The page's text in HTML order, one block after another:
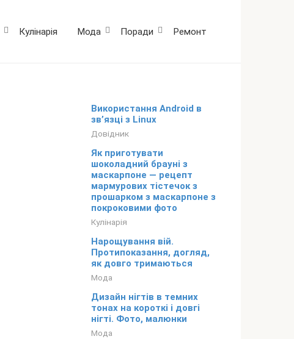
Кулінарія Мода Поради Ремонт
Використання Android в
зв’язці з Linux
Довідник
Як приготувати
шоколадний брауні з
маскарпоне — рецепт
мармурових тістечок з
прошарком з маскарпоне з
покроковими фото
Кулінарія
Нарощування вій.
Протипоказання, догляд,
як довго тримаються
Мода
Дизайн нігтів в темних
тонах на короткі і довгі
нігті. Фото, малюнки
Мода